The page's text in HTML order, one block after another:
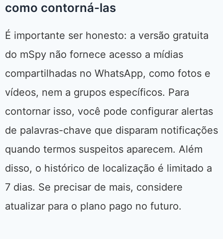
como contorná-las
É importante ser honesto: a versão gratuita
do mSpy não fornece acesso a mídias
compartilhadas no WhatsApp, como fotos e
vídeos, nem a grupos específicos. Para
contornar isso, você pode configurar alertas
de palavras-chave que disparam notificações
quando termos suspeitos aparecem. Além
disso, o histórico de localização é limitado a
7 dias. Se precisar de mais, considere
atualizar para o plano pago no futuro.